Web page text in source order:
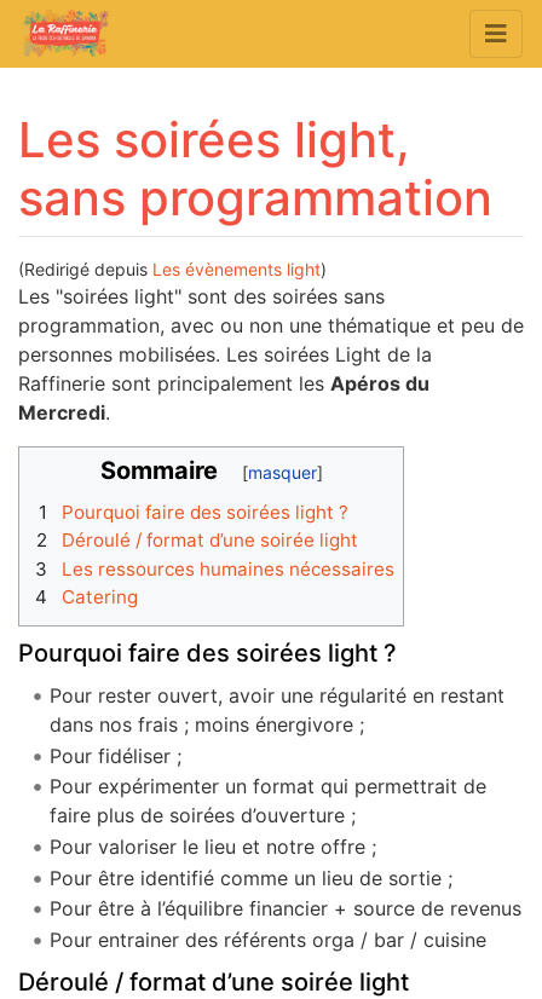
Les soirées light,
sans programmation
(Redirigé depuis Les évènements light)
Aller à :navigation,rechercher
Les "soirées light" sont des soirées sans
programmation, avec ou non une thématique et peu de
personnes mobilisées. Les soirées Light de la
Raffinerie sont principalement les Apéros du
Mercredi.
Sommaire
1
Pourquoi faire des soirées light ?
2
Déroulé / format d’une soirée light
3
Les ressources humaines nécessaires
4
Catering
Pourquoi faire des soirées light ?
Pour rester ouvert, avoir une régularité en restant
dans nos frais ; moins énergivore ;
Pour fidéliser ;
Pour expérimenter un format qui permettrait de
faire plus de soirées d’ouverture ;
Pour valoriser le lieu et notre offre ;
Pour être identifié comme un lieu de sortie ;
Pour être à l’équilibre financier + source de revenus
Pour entrainer des référents orga / bar / cuisine
Déroulé / format d’une soirée light